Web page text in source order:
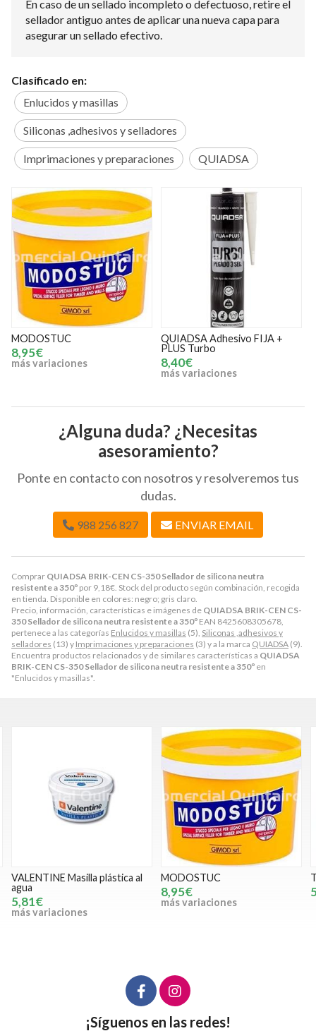
Comprar QUIADSA BRIK-CEN CS-350 Sellador de silicona neutra
resistente a 350º por 9,18€ . Stock del producto según combinación, recogida
en tienda. Disponible en colores: negro; gris claro.
Precio, información, características e imágenes de QUIADSA BRIK-CEN CS-
350 Sellador de silicona neutra resistente a 350º EAN 8425608305678,
pertenece a las categorías Enlucidos y masillas (5), Siliconas ,adhesivos y
selladores (13) y Imprimaciones y preparaciones (3) y a la marca QUIADSA (9).
Encuentra productos relacionados y de similares características a QUIADSA
BRIK-CEN CS-350 Sellador de silicona neutra resistente a 350º en
"Enlucidos y masillas".
En caso de un sellado incompleto o defectuoso, retire el
sellador antiguo antes de aplicar una nueva capa para
asegurar un sellado efectivo.
Clasificado en:
Enlucidos y masillas
Siliconas ,adhesivos y selladores
Imprimaciones y preparaciones QUIADSA
MODOSTUC
8,95€
más variaciones
QUIADSA Adhesivo FIJA +
PLUS Turbo
8,40€
más variaciones
¿Alguna duda? ¿Necesitas
asesoramiento?
Ponte en contacto con nosotros y resolveremos tus
dudas.
988 256 827 ENVIAR EMAIL
VALENTINE Masilla plástica al
agua
5,81€
más variaciones
MODOSTUC
8,95€
más variaciones
¡Síguenos en las redes!